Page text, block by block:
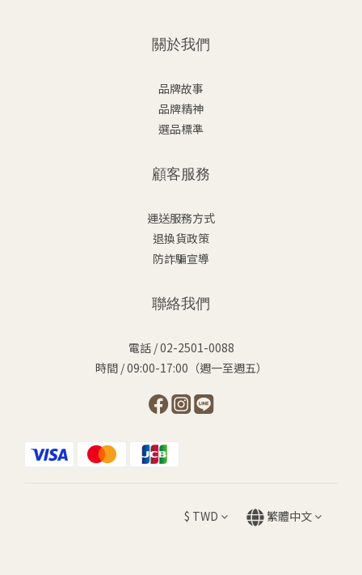
關於我們
品牌故事
品牌精神
選品標準
顧客服務
運送服務方式
退換貨政策
防詐騙宣導
聯絡我們
電話 / 02-2501-0088
時間 / 09:00-17:00（週一至週五）
$ TWD 繁體中文